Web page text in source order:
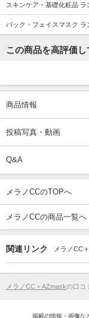
スキンケア・基礎化粧品 ラ
パック・フェイスマスク ラ
この商品を高評価
商品情報
投稿写真・動画
Q&A
メラノCCのTOPへ
メラノCCの商品一覧へ
関連リンク メラノCC
メラノCC＋AZmaskの口コ
掲載の情報・画像な